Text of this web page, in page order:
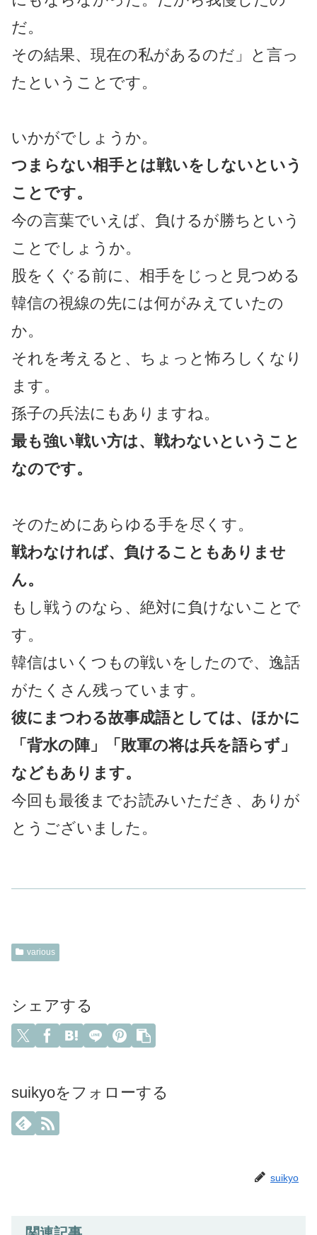
だ。
その結果、現在の私があるのだ」と言っ
たということです。
いかがでしょうか。
つまらない相手とは戦いをしないという
ことです。
今の言葉でいえば、負けるが勝ちという
ことでしょうか。
股をくぐる前に、相手をじっと見つめる
韓信の視線の先には何がみえていたの
か。
それを考えると、ちょっと怖ろしくなり
ます。
孫子の兵法にもありますね。
最も強い戦い方は、戦わないということ
なのです。
そのためにあらゆる手を尽くす。
戦わなければ、負けることもありませ
ん。
もし戦うのなら、絶対に負けないことで
す。
韓信はいくつもの戦いをしたので、逸話
がたくさん残っています。
彼にまつわる故事成語としては、ほかに
「背水の陣」「敗軍の将は兵を語らず」
などもあります。
今回も最後までお読みいただき、ありが
とうございました。
various
シェアする
suikyoをフォローする
suikyo